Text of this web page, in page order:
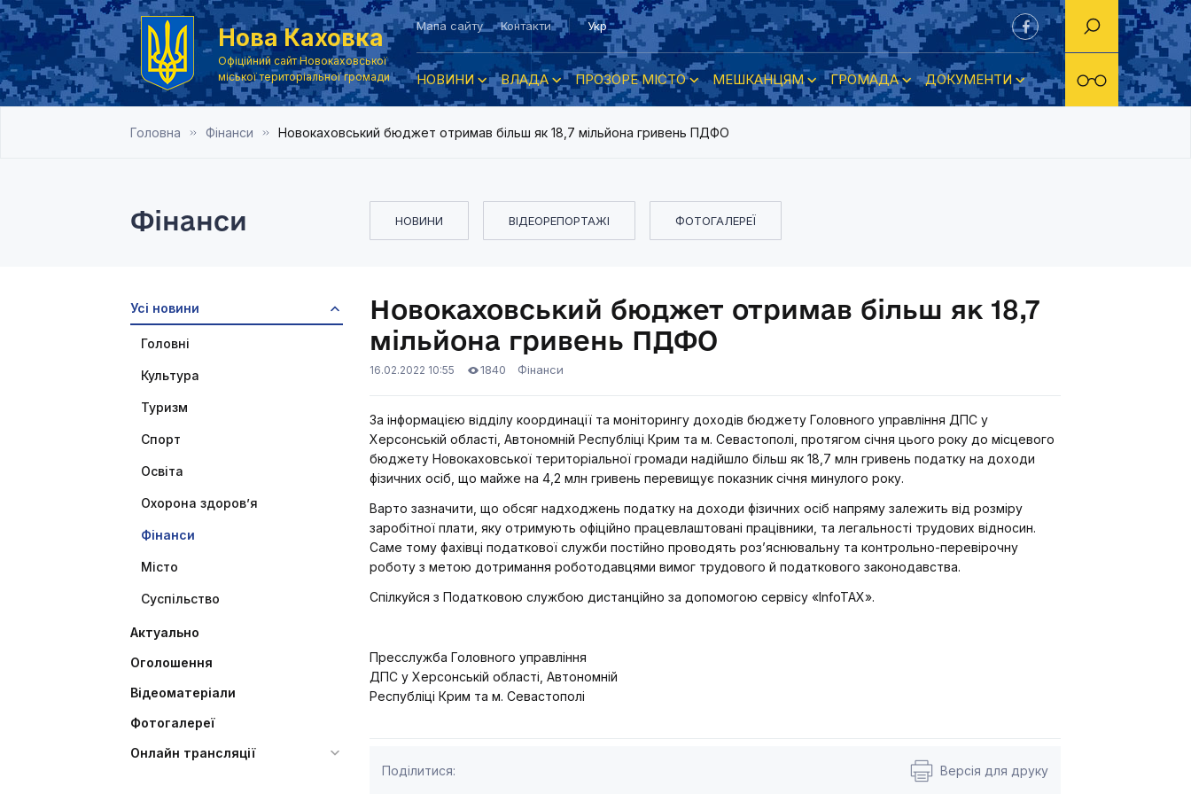
Нова Каховка
Офіційний сайт Новокаховської
міської територіальної громади
Мапа сайту Контакти Укр
НОВИНИ ВЛАДА ПРОЗОРЕ МІСТО МЕШКАНЦЯМ ГРОМАДА ДОКУМЕНТИ
Головна Фінанси Новокаховський бюджет отримав більш як 18,7 мільйона гривень ПДФО
Фінанси НОВИНИ ВІДЕОРЕПОРТАЖІ ФОТОГАЛЕРЕЇ
Усі новини
Головні
Культура
Туризм
Спорт
Освіта
Охорона здоров’я
Фінанси
Місто
Суспільство
Актуально
Оголошення
Відеоматеріали
Фотогалереї
Онлайн трансляції
Новокаховський бюджет отримав більш як 18,7
мільйона гривень ПДФО
16.02.2022 10:55 1840 Фінанси
За інформацією відділу координації та моніторингу доходів бюджету Головного управління ДПС у
Херсонській області, Автономній Республіці Крим та м. Севастополі, протягом січня цього року до місцевого
бюджету Новокаховської територіальної громади надійшло більш як 18,7 млн гривень податку на доходи
фізичних осіб, що майже на 4,2 млн гривень перевищує показник січня минулого року.
Варто зазначити, що обсяг надходжень податку на доходи фізичних осіб напряму залежить від розміру
заробітної плати, яку отримують офіційно працевлаштовані працівники, та легальності трудових відносин.
Саме тому фахівці податкової служби постійно проводять роз’яснювальну та контрольно-перевірочну
роботу з метою дотримання роботодавцями вимог трудового й податкового законодавства.
Спілкуйся з Податковою службою дистанційно за допомогою сервісу «InfoTAX».
Пресслужба Головного управління
ДПС у Херсонській області, Автономній
Республіці Крим та м. Севастополі
Поділитися: Версія для друку